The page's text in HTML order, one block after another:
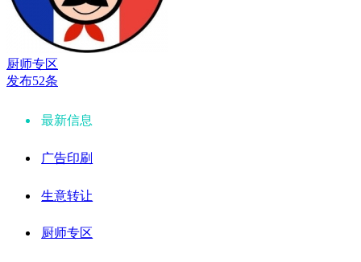
厨师专区
发布52条
最新信息
广告印刷
生意转让
厨师专区